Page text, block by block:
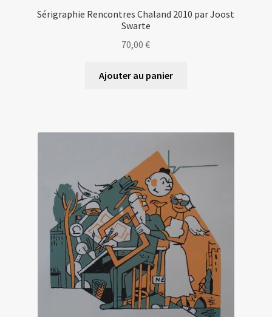
Sérigraphie Rencontres Chaland 2010 par Joost
Swarte
70,00€
Ajouter au panier